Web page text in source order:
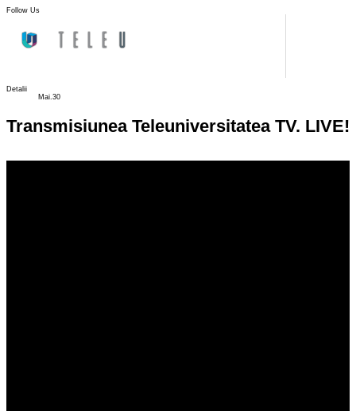
Follow Us
Detalii
Mai.30
Transmisiunea Teleuniversitatea TV. LIVE!